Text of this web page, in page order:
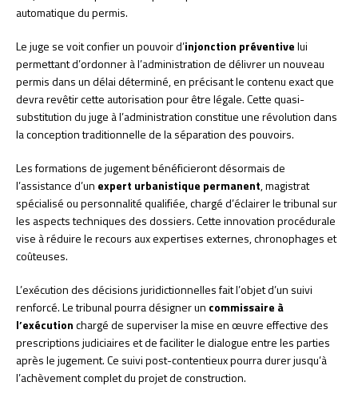
automatique du permis.
Le juge se voit confier un pouvoir d’injonction préventivelui
permettant d’ordonner à l’administration de délivrer un nouveau
permis dans un délai déterminé, en précisant le contenu exact que
devra revêtir cette autorisation pour être légale. Cette quasi-
substitution du juge à l’administration constitue une révolution dans
la conception traditionnelle de la séparation des pouvoirs.
Les formations de jugement bénéficieront désormais de
l’assistance d’un expert urbanistique permanent, magistrat
spécialisé ou personnalité qualifiée, chargé d’éclairer le tribunal sur
les aspects techniques des dossiers. Cette innovation procédurale
vise à réduire le recours aux expertises externes, chronophages et
coûteuses.
L’exécution des décisions juridictionnelles fait l’objet d’un suivi
renforcé. Le tribunal pourra désigner un commissaire à
l’exécutionchargé de superviser la mise en œuvre effective des
prescriptions judiciaires et de faciliter le dialogue entre les parties
après le jugement. Ce suivi post-contentieux pourra durer jusqu’à
l’achèvement complet du projet de construction.